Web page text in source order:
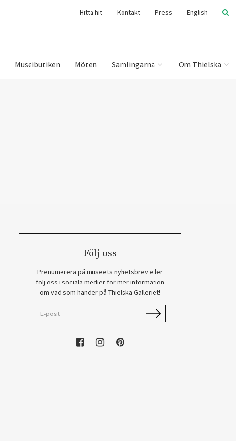
Hitta hit Kontakt Press English
Museibutiken Möten Samlingarna Om Thielska
Följ oss
Prenumerera på museets nyhetsbrev eller
följ oss i sociala medier för mer information
om vad som händer på Thielska Galleriet!